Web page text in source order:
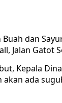
dan
Jalan Gatot
Kepala
ada